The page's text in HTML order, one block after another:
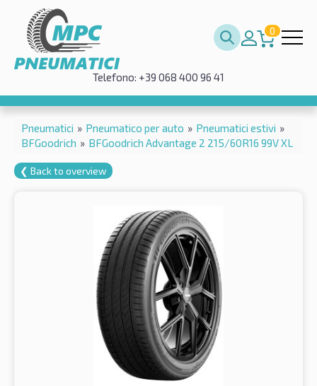
0
Telefono: +39 068 400 96 41
Pneumatici » Pneumatico per auto » Pneumatici estivi »
BFGoodrich » BFGoodrich Advantage 2 215/60R16 99V XL
❮ Back to overview